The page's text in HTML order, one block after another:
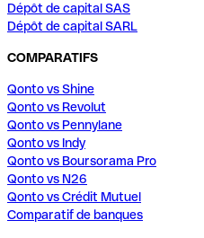
Dépôt de capital SAS
Dépôt de capital SARL
COMPARATIFS
Qonto vs Shine
Qonto vs Revolut
Qonto vs Pennylane
Qonto vs Indy
Qonto vs Boursorama Pro
Qonto vs N26
Qonto vs Crédit Mutuel
Comparatif de banques